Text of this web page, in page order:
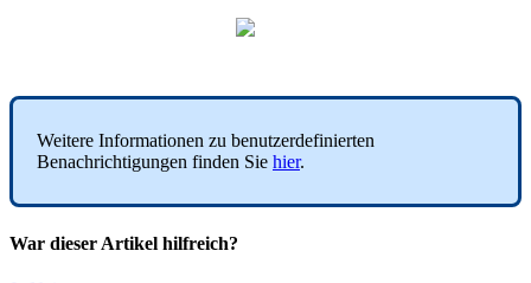
Weitere Informationen zu benutzerdefinierten
Benachrichtigungen finden Sie hier.
War dieser Artikel hilfreich?